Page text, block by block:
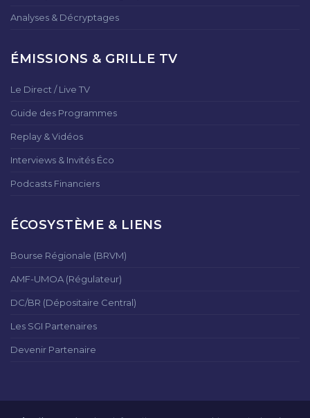
Analyses & Décryptages
ÉMISSIONS & GRILLE TV
Le Direct / Live TV
Guide des Programmes
Replay & Vidéos
Interviews & Invités Éco
Podcasts Financiers
ÉCOSYSTÈME & LIENS
Bourse Régionale (BRVM)
AMF-UMOA (Régulateur)
DC/BR (Dépositaire Central)
Les SGI Partenaires
Devenir Partenaire